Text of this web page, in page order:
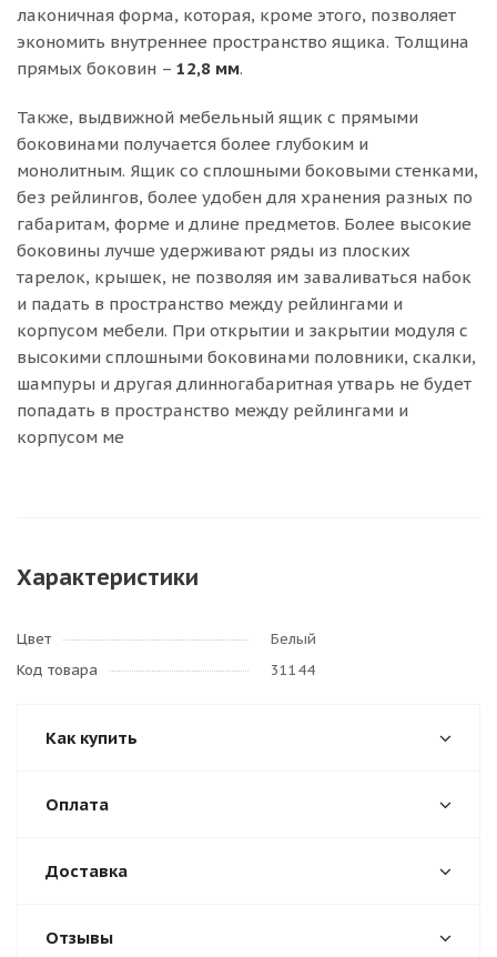
лаконичная форма, которая, кроме этого, позволяет
экономить внутреннее пространство ящика. Толщина
прямых боковин – 12,8 мм.
Также, выдвижной мебельный ящик с прямыми
боковинами получается более глубоким и
монолитным. Ящик со сплошными боковыми стенками,
без рейлингов, более удобен для хранения разных по
габаритам, форме и длине предметов. Более высокие
боковины лучше удерживают ряды из плоских
тарелок, крышек, не позволяя им заваливаться набок
и падать в пространство между рейлингами и
корпусом мебели. При открытии и закрытии модуля с
высокими сплошными боковинами половники, скалки,
шампуры и другая длинногабаритная утварь не будет
попадать в пространство между рейлингами и
корпусом ме
Характеристики
Цвет
Белый
Код товара
31144
Как купить
Оплата
Доставка
Отзывы